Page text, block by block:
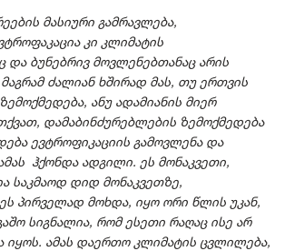
მასიური გამრავლება,
კი კლიმატის
და ბუნებრივ მოვლენებთანაც არის
ძალიან ხშირად მას, თუ ერთვის
ანუ ადამიანის მიერ
დამაბინძურებლების ზემოქმედება
ევტროფიკაციის გამოვლენა და
ჰქონდა ადგილი. ეს მონაკვეთი,
საკმაოდ დიდ მონაკვეთზე,
პირველად მოხდა, იყო ორი წლის უკან,
სიგნალია, რომ ესეთი რაღაც ისე არ
იყოს. ამას დაერთო კლიმატის ცვლილება,